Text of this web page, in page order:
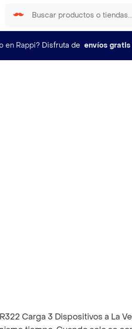
en Rappi? Disfruta de envíos gratis
Carga 3 Dispositivos a La